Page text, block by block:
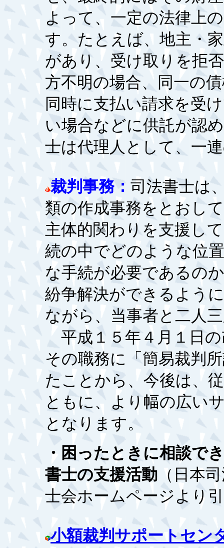
よって、一定の法律上
す。たとえば、地主・
があり、受け取りを拒
方不明の場合、同一の
同時に支払い請求を受
い場合などに供託が認
士は代理人として、一
裁判事務： 司法書士は
類の作成事務をとおし
主体的関わりを支援し
続の中でどのような位
な手続が必要であるの
紛争解決ができるよう
ながら、当事者と二人
平成１５年４月１日の
その職務に「簡易裁判
たことから、今後は、
ともに、より幅の広い
となります。
・困ったときに相談で
書士の支援活動 （日本
士会ホームページより
小額裁判サポートセン